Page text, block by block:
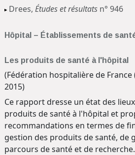
Drees, Études et résultats n° 946
Hôpital – Établissements de
Les produits de santé à l'hôpital
(Fédération hospitalière de France
2015)
Ce rapport dresse un état des
produits de santé à l'hôpital et
recommandations en termes de
gestion des produits de santé, de
parcours de santé et de recherche.